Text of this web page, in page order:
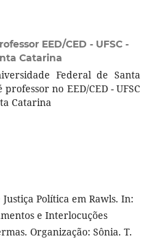
EED/CED - UFSC -
Catarina
Federal de Santa
no EED/CED - UFSC
Catarina
Política em Rawls. In:
e Interlocuções
Organização: Sônia. T.